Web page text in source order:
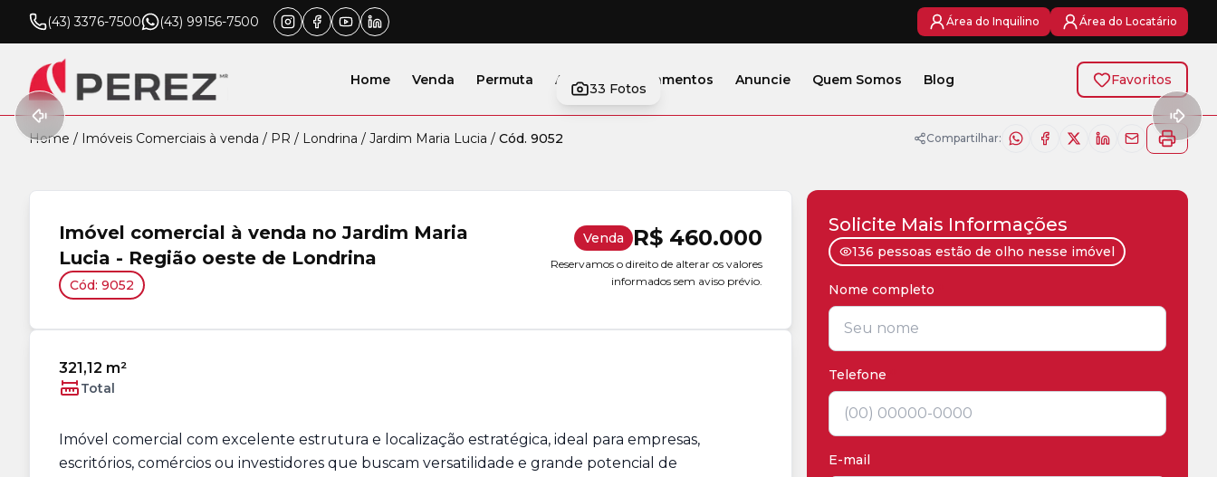
(43) 3376-7500 (43) 99156-7500 Área do Inquilino Área do Locatário
Home Venda Permuta Alugar Lançamentos Anuncie Quem Somos Blog Favoritos
33 Fotos
Home / Imóveis Comerciais à venda / PR / Londrina / Jardim Maria Lucia / Cód. 9052 Compartilhar:
Imóvel comercial à venda no Jardim Maria
Lucia - Região oeste de Londrina
Cód: 9052
Venda R$ 460.000
Reservamos o direito de alterar os valores
informados sem aviso prévio.
321,12 m²
Total
Imóvel comercial com excelente estrutura e localização estratégica, ideal para empresas,
escritórios, comércios ou investidores que buscam versatilidade e grande potencial de
Solicite Mais Informações
136 pessoas estão de olho nesse imóvel
Nome completo
Telefone
E-mail